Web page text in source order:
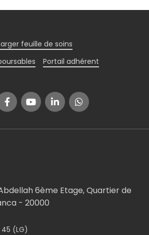
feuille de soins
Portail adhérent
6ème Etage, Quartier de
- 20000
(LG)